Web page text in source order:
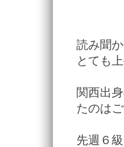
読み聞
とても
関西出
たのはご
先週６